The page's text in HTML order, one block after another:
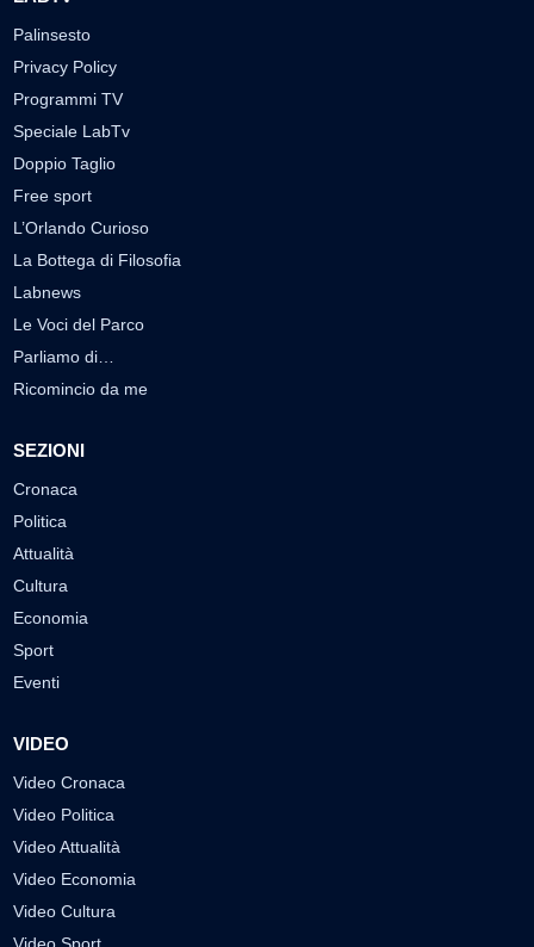
Palinsesto
Privacy Policy
Programmi TV
Speciale LabTv
Doppio Taglio
Free sport
L’Orlando Curioso
La Bottega di Filosofia
Labnews
Le Voci del Parco
Parliamo di…
Ricomincio da me
SEZIONI
Cronaca
Politica
Attualità
Cultura
Economia
Sport
Eventi
VIDEO
Video Cronaca
Video Politica
Video Attualità
Video Economia
Video Cultura